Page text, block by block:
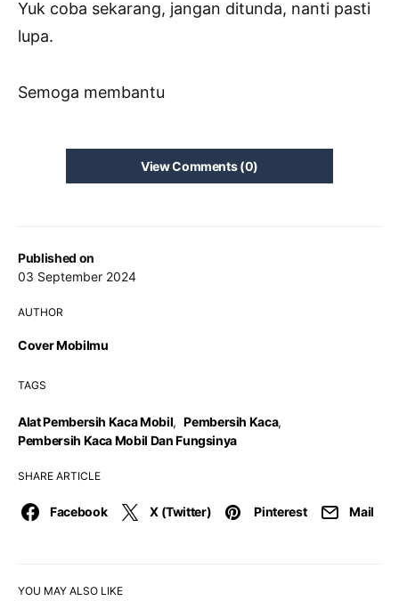
Published on
03 September 2024
AUTHOR
Cover Mobilmu
TAGS
Alat Pembersih Kaca Mobil, Pembersih Kaca,
Pembersih Kaca Mobil Dan Fungsinya
SHARE ARTICLE
Facebook X (Twitter) Pinterest Mail
Yuk coba sekarang, jangan ditunda, nanti pasti
lupa.
Semoga membantu
View Comments (0)
YOU MAY ALSO LIKE